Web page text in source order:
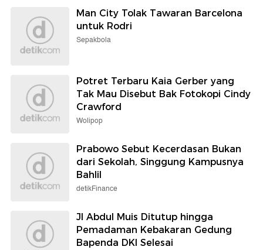
Man City Tolak Tawaran Barcelona
untuk Rodri
Sepakbola
Potret Terbaru Kaia Gerber yang
Tak Mau Disebut Bak Fotokopi Cindy
Crawford
Wolipop
Prabowo Sebut Kecerdasan Bukan
dari Sekolah, Singgung Kampusnya
Bahlil
detikFinance
Jl Abdul Muis Ditutup hingga
Pemadaman Kebakaran Gedung
Bapenda DKI Selesai